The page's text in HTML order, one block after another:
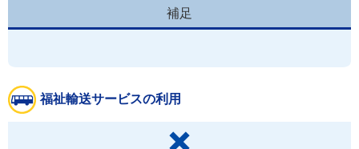
補足
福祉輸送サービスの利用